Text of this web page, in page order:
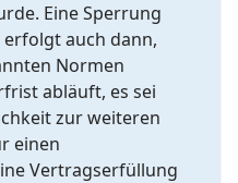
Eine Sperrung
auch dann,
Normen
abläuft, es sei
zur weiteren
einen
Vertragserfüllung